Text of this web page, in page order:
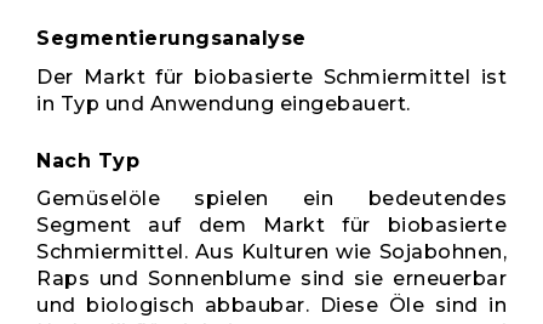
Segmentierungsanalyse
Der Markt für biobasierte Schmiermittel ist
in Typ und Anwendung eingebauert.
Nach Typ
Gemüselöle spielen ein bedeutendes
Segment auf dem Markt für biobasierte
Schmiermittel. Aus Kulturen wie Sojabohnen,
Raps und Sonnenblume sind sie erneuerbar
und biologisch abbaubar. Diese Öle sind in